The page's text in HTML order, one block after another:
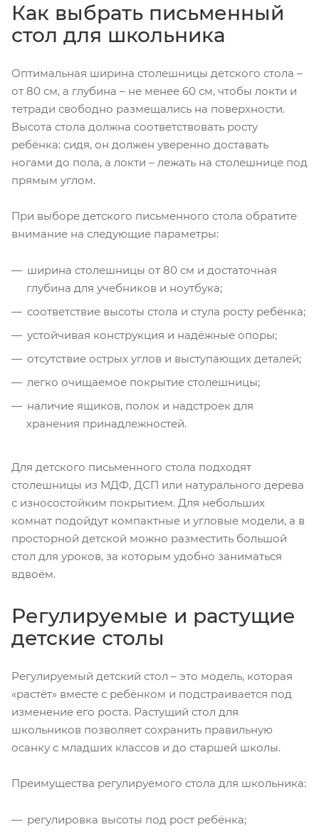
Как выбрать письменный
стол для школьника
Оптимальная ширина столешницы детского стола –
от 80 см, а глубина – не менее 60 см, чтобы локти и
тетради свободно размещались на поверхности.
Высота стола должна соответствовать росту
ребёнка: сидя, он должен уверенно доставать
ногами до пола, а локти – лежать на столешнице под
прямым углом.
При выборе детского письменного стола обратите
внимание на следующие параметры:
ширина столешницы от 80 см и достаточная
глубина для учебников и ноутбука;
соответствие высоты стола и стула росту ребёнка;
устойчивая конструкция и надёжные опоры;
отсутствие острых углов и выступающих деталей;
легко очищаемое покрытие столешницы;
наличие ящиков, полок и надстроек для
хранения принадлежностей.
Для детского письменного стола подходят
столешницы из МДФ, ДСП или натурального дерева
с износостойким покрытием. Для небольших
комнат подойдут компактные и угловые модели, а в
просторной детской можно разместить большой
стол для уроков, за которым удобно заниматься
вдвоём.
Регулируемые и растущие
детские столы
Регулируемый детский стол – это модель, которая
«растёт» вместе с ребёнком и подстраивается под
изменение его роста. Растущий стол для
школьников позволяет сохранить правильную
осанку с младших классов и до старшей школы.
Преимущества регулируемого стола для школьника:
регулировка высоты под рост ребёнка;